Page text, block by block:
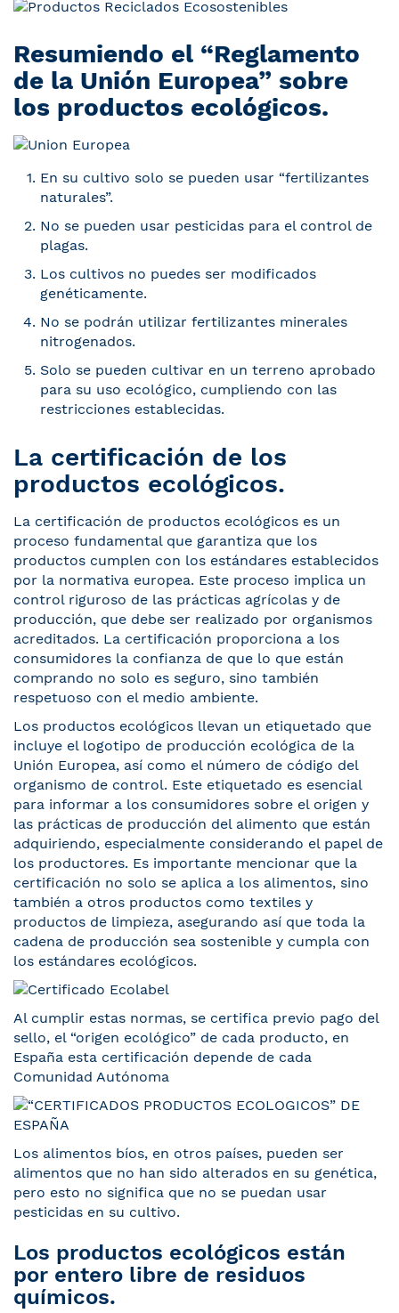
Resumiendo el “Reglamento
de la Unión Europea” sobre
los productos ecológicos.
En su cultivo solo se pueden usar “fertilizantes
naturales”.
No se pueden usar pesticidas para el control de
plagas.
Los cultivos no puedes ser modificados
genéticamente.
No se podrán utilizar fertilizantes minerales
nitrogenados.
Solo se pueden cultivar en un terreno aprobado
para su uso ecológico, cumpliendo con las
restricciones establecidas.
La certificación de los
productos ecológicos.
La certificación de productos ecológicos es un
proceso fundamental que garantiza que los
productos cumplen con los estándares establecidos
por la normativa europea. Este proceso implica un
control riguroso de las prácticas agrícolas y de
producción, que debe ser realizado por organismos
acreditados. La certificación proporciona a los
consumidores la confianza de que lo que están
comprando no solo es seguro, sino también
respetuoso con el medio ambiente.
Los productos ecológicos llevan un etiquetado que
incluye el logotipo de producción ecológica de la
Unión Europea, así como el número de código del
organismo de control. Este etiquetado es esencial
para informar a los consumidores sobre el origen y
las prácticas de producción del alimento que están
adquiriendo, especialmente considerando el papel de
los productores. Es importante mencionar que la
certificación no solo se aplica a los alimentos, sino
también a otros productos como textiles y
productos de limpieza, asegurando así que toda la
cadena de producción sea sostenible y cumpla con
los estándares ecológicos.
Al cumplir estas normas, se certifica previo pago del
sello, el “origen ecológico” de cada producto, en
España esta certificación depende de cada
Comunidad Autónoma
Los alimentos bíos, en otros países, pueden ser
alimentos que no han sido alterados en su genética,
pero esto no significa que no se puedan usar
pesticidas en su cultivo.
Los productos ecológicos están
por entero libre de residuos
químicos.